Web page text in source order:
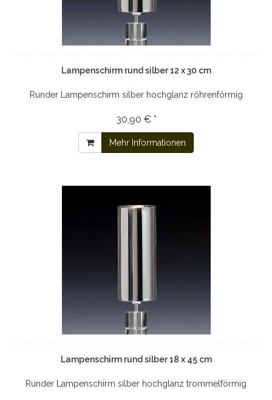
Lampenschirm rund silber 12 x 30 cm
Runder Lampenschirm silber hochglanz röhrenförmig
30,90 € *
Mehr Informationen
Lampenschirm rund silber 18 x 45 cm
Runder Lampenschirm silber hochglanz trommelförmig